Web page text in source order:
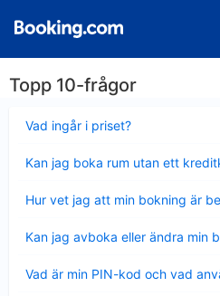
Topp 10-frågor
Vad ingår i priset?
mindre
Kan jag boka rum utan ett
mindre
Hur vet jag att min bokning är
mindre
Kan jag avboka eller ändra min
mindre
Vad är min PIN-kod och vad
mindre